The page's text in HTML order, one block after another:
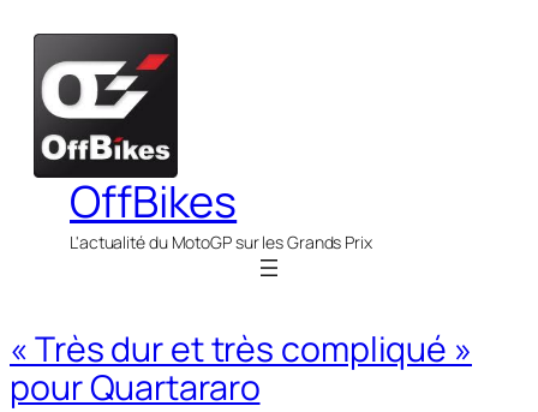
contenu
OffBikes
L'actualité du MotoGP sur les Grands Prix
« Très dur et très compliqué »
pour Quartararo